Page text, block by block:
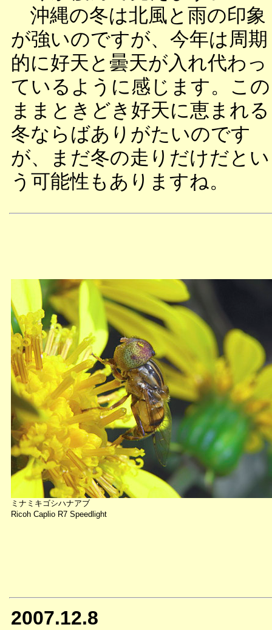
沖縄の冬は北風と雨の印象
が強いのですが、今年は周期
的に好天と曇天が入れ代わっ
ているように感じます。この
ままときどき好天に恵まれる
冬ならばありがたいのです
が、まだ冬の走りだけだとい
う可能性もありますね。
ミナミキゴシハナアブ
Ricoh Caplio R7 Speedlight
2007.12.8